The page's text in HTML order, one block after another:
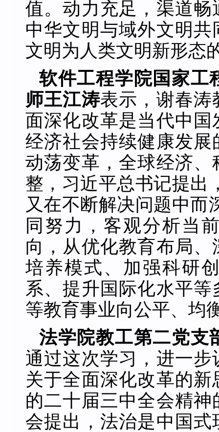
值。动力充足，渠道
中华文明与域外文明
文明为人类文明新形态
软件工程学院国家工
师王江涛表示，谢春涛
面深化改革是当代中
经济社会持续健康发
动荡变革，全球经济
整，习近平总书记提出
又在不断解决问题中而
同努力，客观分析当
向，从优化教育布局
培养模式、加强科研
系、提升国际化水平
等教育事业向公平、均
法学院教工第二党支
通过这次学习，进一
关于全面深化改革的
的二十届三中全会精
会提出，法治是中国